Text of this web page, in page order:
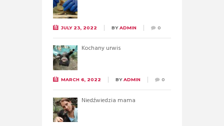
JULY 23, 2022 BYADMIN 0
Kochany urwis
MARCH 6, 2022 BYADMIN 0
Niedźwiedzia mama